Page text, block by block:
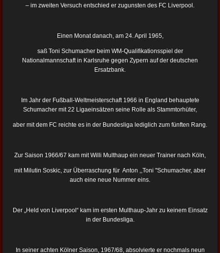
– im zweiten Versuch entschied er zugunsten des FC Liverpool.
Einen Monat danach, am 24. April 1965,
saß Toni Schumacher beim WM-Qualifikationsspiel der
Nationalmannschaft in Karlsruhe gegen Zypern auf der deutschen
Ersatzbank.
Im Jahr der Fußball-Weltmeisterschaft 1966 in England behauptete
Schumacher mit 22 Ligaeinsätzen seine Rolle als Stammtorhüter,
aber mit dem FC reichte es in der Bundesliga lediglich zum fünften Rang.
Zur Saison 1966/67 kam mit Willi Multhaup ein neuer Trainer nach Köln,
mit Milutin Soskic, zur Überraschung für Anton ,,Toni "Schumacher, aber
auch eine neue Nummer eins.
Der „Held von Liverpool“ kam im ersten Multhaup-Jahr zu keinem Einsatz
in der Bundesliga.
In seiner achten Kölner Saison, 1967/68, absolvierte er nochmals neun